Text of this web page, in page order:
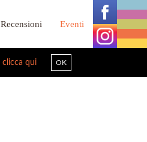
clicca qui OK
Recensioni Eventi